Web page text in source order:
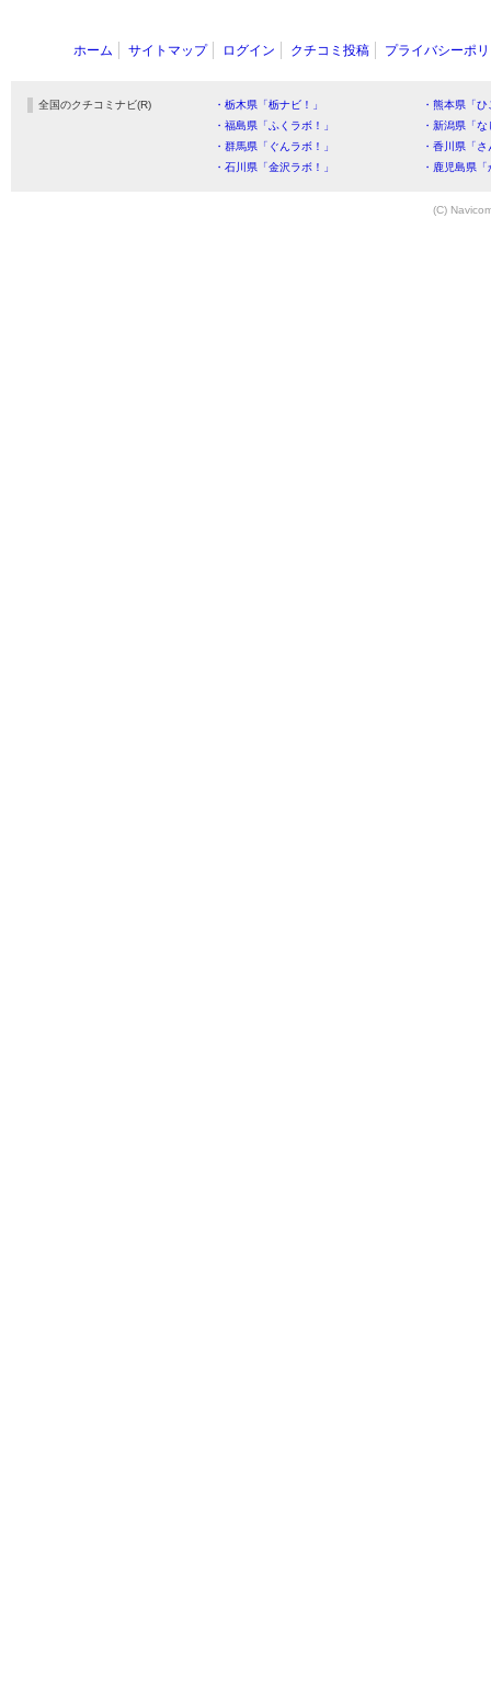
ホーム サイトマップ ログイン クチコミ投稿 プライバシーポ
全国のクチコミナビ(R) ・栃木県「栃ナビ！」
・熊本県「
・福島県「ふくラボ！」
・新潟県「
・群馬県「ぐんラボ！」
・香川県「
・石川県「金沢ラボ！」
・鹿児島県
(C)